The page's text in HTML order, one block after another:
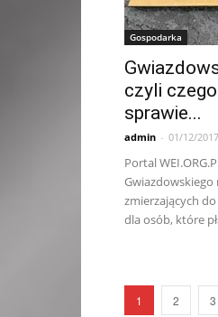
Gospodarka
czyli
sprawie...
admin - 01/12/2017
Portal
Gwiazdowskiego
zmierzających
dla osób, które
1 2 3